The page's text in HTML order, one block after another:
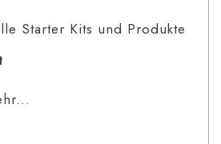
Starter Kits und Produkte